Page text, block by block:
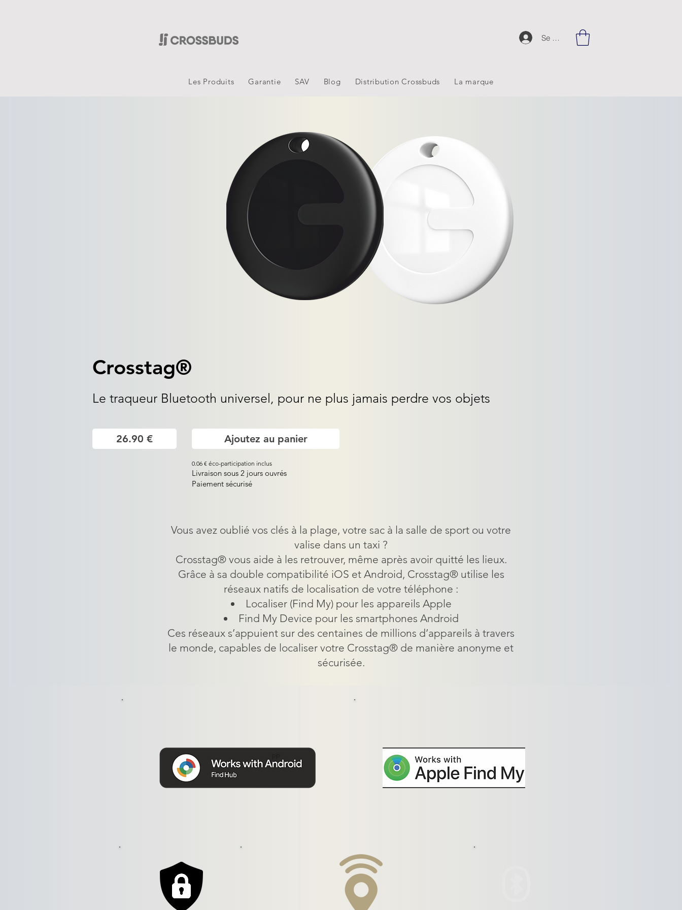
Se connecter
Les Produits Garantie SAV Blog Distribution Crossbuds La marque
Crosstag®
Le traqueur Bluetooth universel, pour ne plus jamais perdre vos objets
26.90 € Ajoutez au panier
0.06 € éco-participation inclus
Livraison sous 2 jours ouvrés
Paiement sécurisé
Vous avez oublié vos clés à la plage, votre sac à la salle de sport ou votre
valise dans un taxi ?
Crosstag® vous aide à les retrouver, même après avoir quitté les lieux.
Grâce à sa double compatibilité iOS et Android, Crosstag® utilise les
réseaux natifs de localisation de votre téléphone :
Localiser (Find My) pour les appareils Apple
Find My Device pour les smartphones Android
Ces réseaux s’appuient sur des centaines de millions d’appareils à travers
le monde, capables de localiser votre Crosstag® de manière anonyme et
sécurisée.